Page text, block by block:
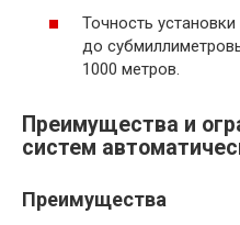
Точность
до
1000 метров.
Преимущества и
систем
Преимущества